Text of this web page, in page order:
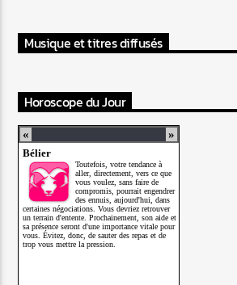
Musique et titres diffusés
Horoscope du Jour